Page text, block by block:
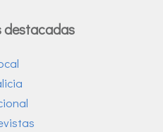
destacadas